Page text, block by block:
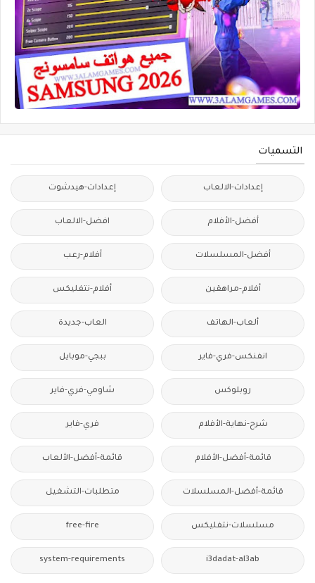
التسميات
إعدادات-الالعاب إعدادات-هيدشوت
أفضل-الأفلام افضل-الالعاب
أفضل-المسلسلات أفلام-رعب
أفلام-مراهقين أفلام-نتفليكس
ألعاب-الهاتف العاب-جديدة
انفنكس-فري-فاير ببجي-موبايل
روبلوكس شاومي-فري-فاير
شرح-نهاية-الأفلام فري-فاير
قائمة-أفضل-الأفلام قائمة-أفضل-الألعاب
قائمة-أفضل-المسلسلات متطلبات-التشغيل
مسلسلات-نتفليكس free-fire
i3dadat-al3ab
system-requirements